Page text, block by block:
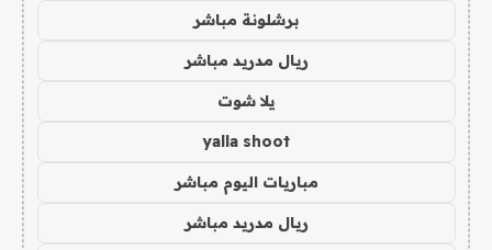
برشلونة مباشر
ريال مدريد مباشر
يلا شوت
yalla shoot
مباريات اليوم مباشر
ريال مدريد مباشر